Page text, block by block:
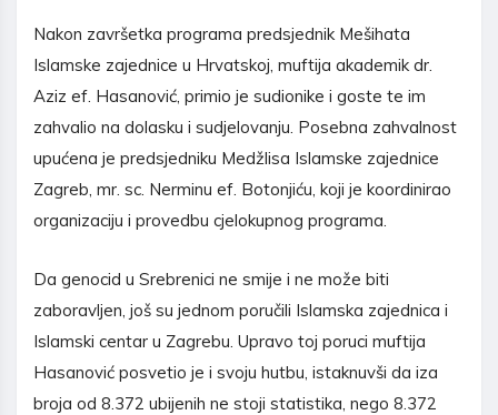
Nakon završetka programa predsjednik Mešihata
Islamske zajednice u Hrvatskoj, muftija akademik dr.
Aziz ef. Hasanović, primio je sudionike i goste te im
zahvalio na dolasku i sudjelovanju. Posebna zahvalnost
upućena je predsjedniku Medžlisa Islamske zajednice
Zagreb, mr. sc. Nerminu ef. Botonjiću, koji je koordinirao
organizaciju i provedbu cjelokupnog programa.
Da genocid u Srebrenici ne smije i ne može biti
zaboravljen, još su jednom poručili Islamska zajednica i
Islamski centar u Zagrebu. Upravo toj poruci muftija
Hasanović posvetio je i svoju hutbu, istaknuvši da iza
broja od 8.372 ubijenih ne stoji statistika, nego 8.372